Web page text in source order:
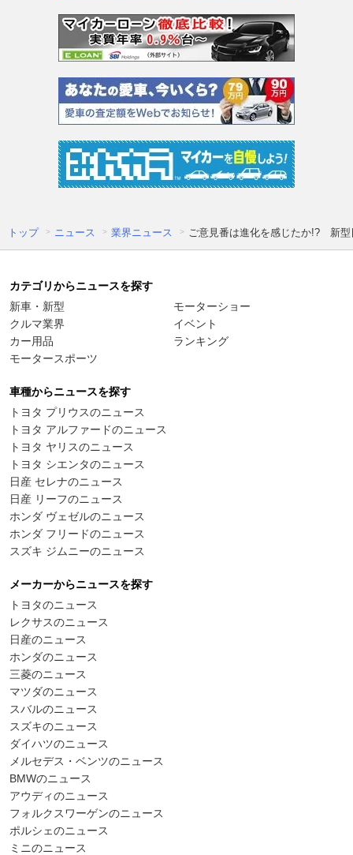
トップ ニュース 業界ニュース ご意見番は進化を感じたか!? 新
カテゴリからニュースを探す
新車・新型
クルマ業界
カー用品
モータースポーツ
モーターショー
イベント
ランキング
車種からニュースを探す
トヨタ プリウスのニュース
トヨタ アルファードのニュース
トヨタ ヤリスのニュース
トヨタ シエンタのニュース
日産 セレナのニュース
日産 リーフのニュース
ホンダ ヴェゼルのニュース
ホンダ フリードのニュース
スズキ ジムニーのニュース
メーカーからニュースを探す
トヨタのニュース
レクサスのニュース
日産のニュース
ホンダのニュース
三菱のニュース
マツダのニュース
スバルのニュース
スズキのニュース
ダイハツのニュース
メルセデス・ベンツのニュース
BMWのニュース
アウディのニュース
フォルクスワーゲンのニュース
ポルシェのニュース
ミニのニュース